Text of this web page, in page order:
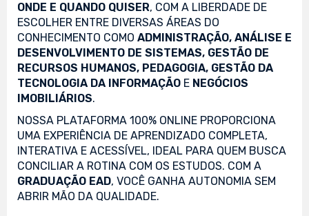
ONDE E QUANDO QUISER, COM A LIBERDADE DE
ESCOLHER ENTRE DIVERSAS ÁREAS DO
CONHECIMENTO COMO ADMINISTRAÇÃO, ANÁLISE E
DESENVOLVIMENTO DE SISTEMAS, GESTÃO DE
RECURSOS HUMANOS, PEDAGOGIA, GESTÃO DA
TECNOLOGIA DA INFORMAÇÃO E NEGÓCIOS
IMOBILIÁRIOS.
NOSSA PLATAFORMA 100% ONLINE PROPORCIONA
UMA EXPERIÊNCIA DE APRENDIZADO COMPLETA,
INTERATIVA E ACESSÍVEL, IDEAL PARA QUEM BUSCA
CONCILIAR A ROTINA COM OS ESTUDOS. COM A
GRADUAÇÃO EAD, VOCÊ GANHA AUTONOMIA SEM
ABRIR MÃO DA QUALIDADE.